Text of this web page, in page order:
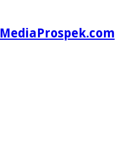
MediaProspek.com